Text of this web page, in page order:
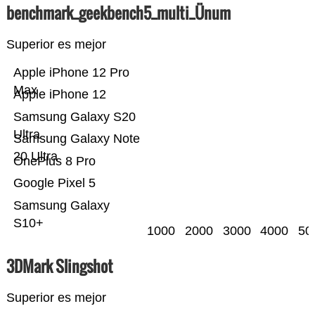
benchmark_geekbench5_multi_Ünum
Superior es mejor
Samsung Galaxy
S10+
Google Pixel 5
OnePlus 8 Pro
Samsung Galaxy Note
20 Ultra
Samsung Galaxy S20
Ultra
Apple iPhone 12
Apple iPhone 12 Pro
Max
1000 2000 3000 4000
3DMark Slingshot
Superior es mejor